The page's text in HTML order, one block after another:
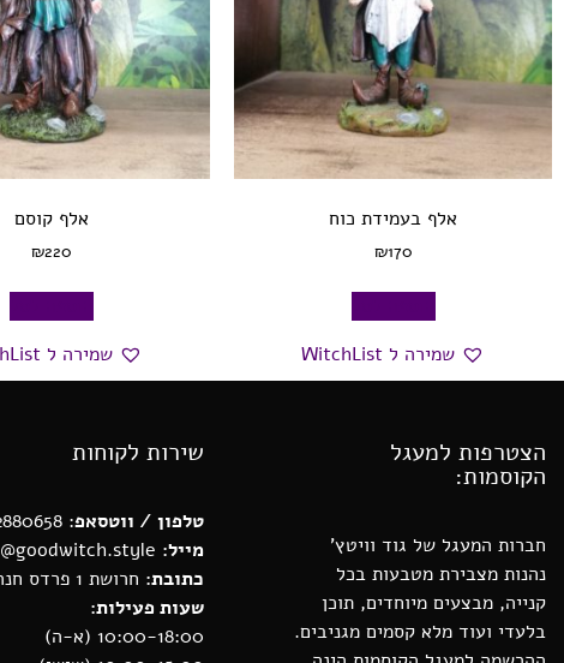
אלף בעמידת כוח
₪170
שמירה ל WitchList
אלף קוסם
₪220
שמירה ל WitchList
הצטרפות למעגל
הקוסמות:
חברות המעגל של גוד וויטץ’
נהנות מצבירת מטבעות בכל
קנייה, מבצעים מיוחדים, תוכן
בלעדי ועוד מלא קסמים מגניבים.
שירות לקוחות
טלפון / ווטסאפ: 0552880658
מייל:
כתובת: חרושת 1 פרדס חנה
שעות פעילות:
10:00-18:00 (א-ה)